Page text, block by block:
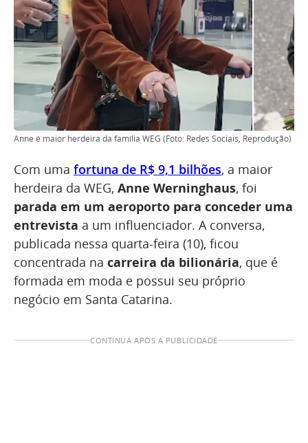
Anne é maior herdeira da família WEG (Foto: Redes Sociais, Reprodução)
Com uma fortuna de R$ 9,1 bilhões, a maior
herdeira da WEG, Anne Werninghaus, foi
parada em um aeroporto para conceder uma
entrevista a um influenciador. A conversa,
publicada nessa quarta-feira (10), ficou
concentrada na carreira da bilionária, que é
formada em moda e possui seu próprio
negócio em Santa Catarina.
CONTINUA APÓS A PUBLICIDADE